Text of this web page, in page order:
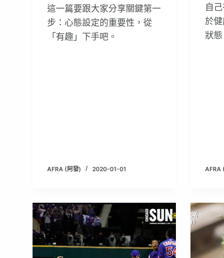
這一篇要跟大家分享關鍵第一
步：心態設定的重要性，從
「有趣」下手吧。
AFRA (阿發) 2020-01-01
自
於
狀態
AFRA